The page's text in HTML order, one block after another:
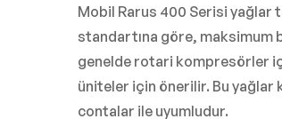
Mobil Rarus 400 Serisi yağlar
standartına göre, maksimum
genelde rotari kompresörler
üniteler için önerilir. Bu yağlar
contalar ile uyumludur.